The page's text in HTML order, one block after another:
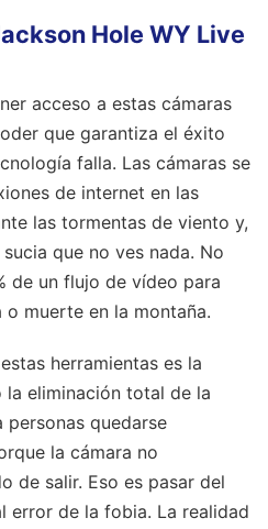
Hole WY Live
acceso a estas cámaras
que garantiza el éxito
falla. Las cámaras se
de internet en las
las tormentas de viento y,
que no ves nada. No
de un flujo de vídeo para
muerte en la montaña.
herramientas es la
eliminación total de la
quedarse
la cámara no
de salir. Eso es pasar del
error de la fobia. La realidad